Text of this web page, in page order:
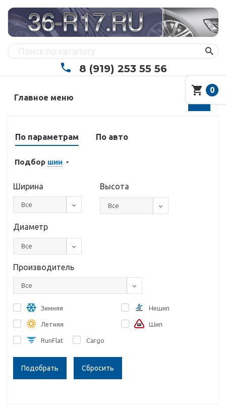
8 (919) 253 55 56
Главное меню
По параметрам По авто
Подбор шин
Ширина
Все
Высота
Все
Диаметр
Все
Производитель
Все
Зимняя
Летняя
RunFlat Cargo
Нешип
Шип
Сбросить
0